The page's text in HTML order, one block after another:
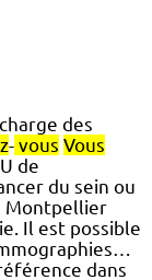
des
- vous Vous
de
du sein ou
Montpellier
Il est possible
dans